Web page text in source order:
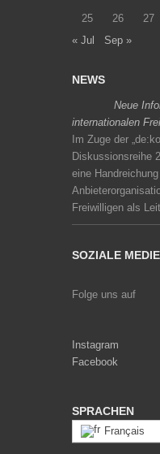
25 26 27
« Jul
Sep »
NEWS
Neue
internationalen
Im Zuge der
Diskussionsreihe
eine
Freiwilligen als
SOZIALE
Folge uns auf
Instagram
Facebook
SPRACHEN
Français